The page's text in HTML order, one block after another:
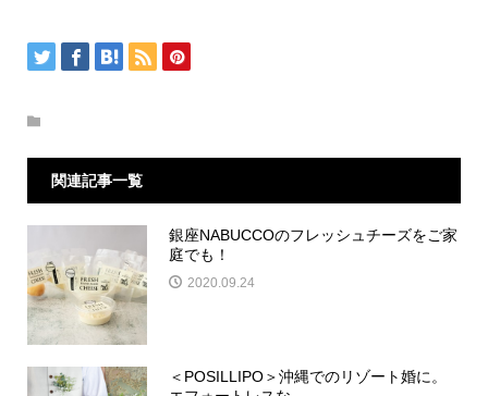
関連記事一覧
銀座NABUCCOのフレッシュチーズをご家
庭でも！
2020.09.24
＜POSILLIPO＞沖縄でのリゾート婚に。